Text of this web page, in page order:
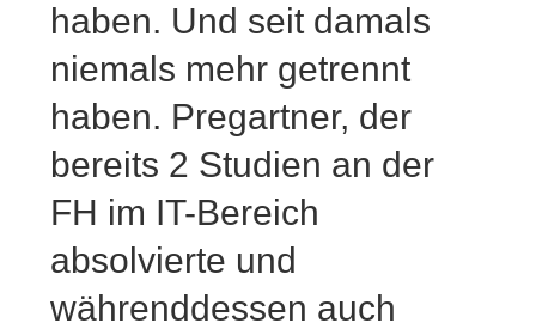
haben. Und seit damals
niemals mehr getrennt
haben. Pregartner, der
bereits 2 Studien an der
FH im IT-Bereich
absolvierte und
währenddessen auch